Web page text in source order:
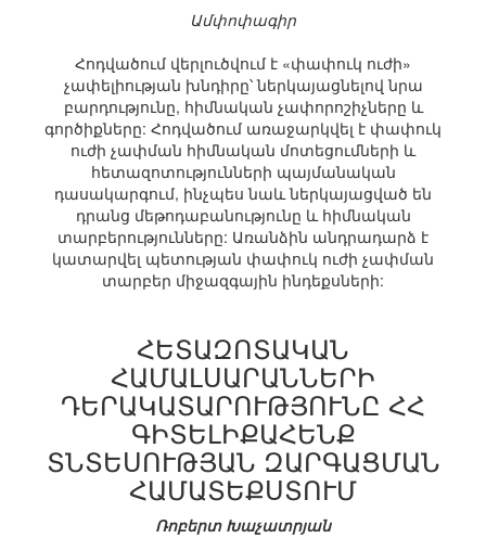
Ամփոփագիր
Հոդվածում վերլուծվում է «փափուկ ուժի»
չափելիության խնդիրը՝ ներկայացնելով նրա
բարդությունը, հիմնական չափորոշիչները և
գործիքները: Հոդվածում առաջարկվել է փափուկ
ուժի չափման հիմնական մոտեցումների և
հետազոտությունների պայմանական
դասակարգում, ինչպես նաև ներկայացված են
դրանց մեթոդաբանությունը և հիմնական
տարբերությունները: Առանձին անդրադարձ է
կատարվել պետության փափուկ ուժի չափման
տարբեր միջազգային ինդեքսների:
ՀԵՏԱԶՈՏԱԿԱՆ
ՀԱՄԱԼՍԱՐԱՆՆԵՐԻ
ԴԵՐԱԿԱՏԱՐՈՒԹՅՈՒՆԸ ՀՀ
ԳԻՏԵԼԻՔԱՀԵՆՔ
ՏՆՏԵՍՈՒԹՅԱՆ ԶԱՐԳԱՑՄԱՆ
ՀԱՄԱՏԵՔՍՏՈՒՄ
Ռոբերտ Խաչատրյան